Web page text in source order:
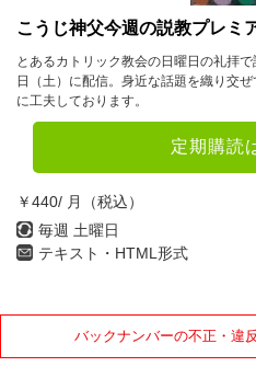
こうじ神父今週の説教プレミ
とあるカトリック教会の日曜日の礼拝
日（土）に配信。身近な話題を織り交
に工夫しております。
定期購読
￥440/ 月（税込）
毎週 土曜日
テキスト・HTML形式
バックナンバーの不正・違